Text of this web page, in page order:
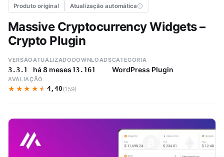
Produto original Atualização automática
Massive Cryptocurrency Widgets –
Crypto Plugin
VERSÃO
3.3.1
ATUALIZADO
há 8 meses
DOWNLOADS
13.161
CATEGORIA
WordPress Plugin
AVALIAÇÃO
★★★★★
★★★★★ 4,48(159)